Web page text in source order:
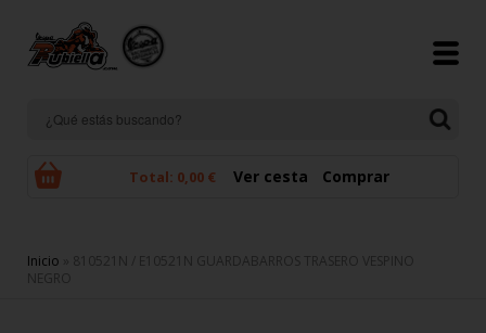
Total: 0,00 € Ver cesta Comprar
Se encuentra usted aquí
Inicio » 810521N / E10521N GUARDABARROS TRASERO VESPINO
NEGRO